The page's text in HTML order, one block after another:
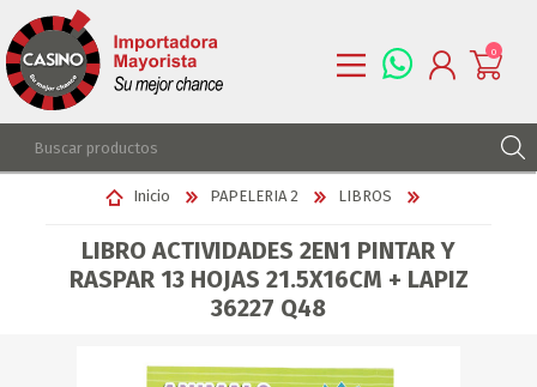
REGISTRARSE
LISTA DE DESEOS
0
Inicio PAPELERIA 2 LIBROS
LIBRO ACTIVIDADES 2EN1 PINTAR Y
RASPAR 13 HOJAS 21.5X16CM + LAPIZ
36227 Q48